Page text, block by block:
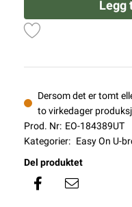
Legg
Dersom det er tomt
to virkedager
Prod. Nr: EO-184389UT
Kategorier: Easy On U-
Del produktet